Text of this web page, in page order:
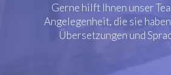
Gerne hilft Ihnen unser
Angelegenheit, die sie
Übersetzungen und